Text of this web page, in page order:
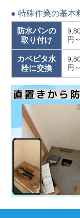
● 特殊作業の基本
防水パンの
取り付け
円～
カベピタ水
栓に交換
円～